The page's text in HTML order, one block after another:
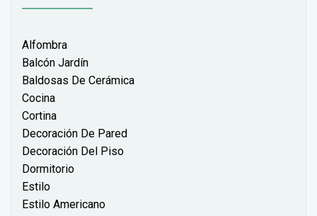
Alfombra
Balcón Jardín
Baldosas De Cerámica
Cocina
Cortina
Decoración De Pared
Decoración Del Piso
Dormitorio
Estilo
Estilo Americano